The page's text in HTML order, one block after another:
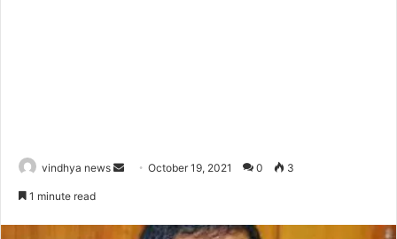
vindhya news
SendOctober 19, 2021 0 3
1 minute read